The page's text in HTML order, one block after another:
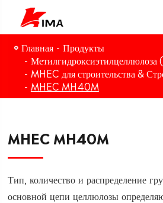
Главная
Продукты
Метилгидроксиэтилцеллюлоза
MHEC для строительства &
MHEC MH40M
MHEC MH40M
Тип, количество и распределение
основной цепи целлюлозы